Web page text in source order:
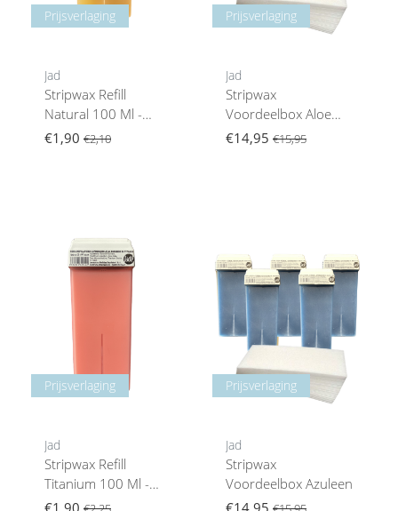
Prijsverlaging
Jad
Stripwax Refill
Natural 100 Ml -
Normale Huid
€1,90 €2,10
Prijsverlaging
Jad
Stripwax
Voordeelbox Aloe
Vera & Argan
€14,95 €15,95
Prijsverlaging
Jad
Stripwax Refill
Titanium 100 Ml -
Gevoelige Huid
€1,90
Prijsverlaging
Jad
Stripwax
Voordeelbox Azuleen
€14,95